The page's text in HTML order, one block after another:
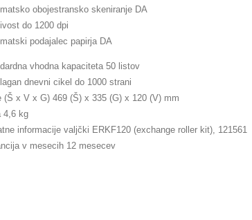
obojestransko skeniranje DA
do 1200 dpi
podajalec papirja DA
vhodna kapaciteta 50 listov
dnevni cikel do 1000 strani
(Š x V x G) 469 (Š) x 335 (G) x 120 (V) mm
4,6 kg
informacije valjčki ERKF120 (exchange roller kit), 121561
v mesecih 12 mesecev